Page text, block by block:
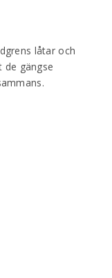
låtar och
gängse